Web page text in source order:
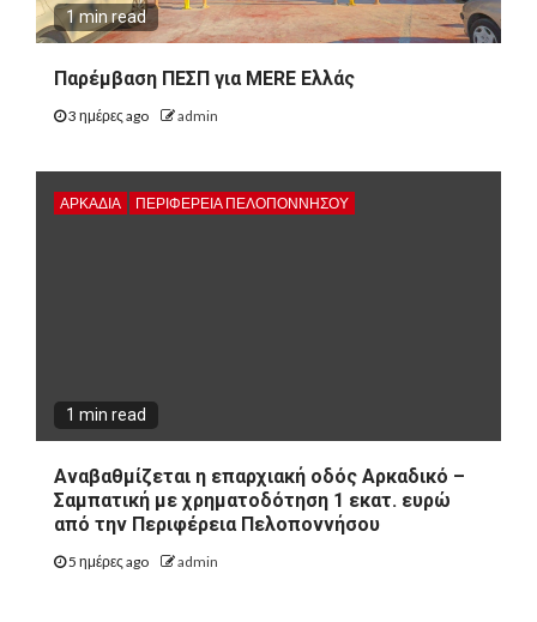
1 min read
Παρέμβαση ΠΕΣΠ για MERE Ελλάς
3 ημέρες ago admin
ΑΡΚΑΔΊΑ ΠΕΡΙΦΈΡΕΙΑ ΠΕΛΟΠΟΝΝΉΣΟΥ
1 min read
Αναβαθμίζεται η επαρχιακή οδός Αρκαδικό –
Σαμπατική με χρηματοδότηση 1 εκατ. ευρώ
από την Περιφέρεια Πελοποννήσου
5 ημέρες ago admin